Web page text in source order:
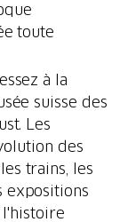
toute
à la
suisse des
Les
des
trains, les
expositions